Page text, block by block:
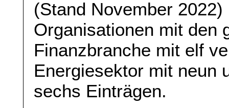
(Stand November
Organisationen mit den
Finanzbranche mit elf
Energiesektor mit neun
sechs Einträgen.